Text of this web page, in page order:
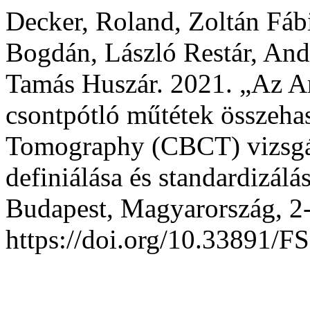
Decker, Roland, Zoltán
Bogdán, László Restár,
Tamás Huszár. 2021. „Az
csontpótló műtétek
Tomography (CBCT)
definiálása és
Budapest, Magyarország,
https://doi.org/10.33891/